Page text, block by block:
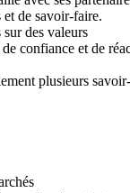
et de savoir-faire.
des valeurs
confiance et de
plusieurs